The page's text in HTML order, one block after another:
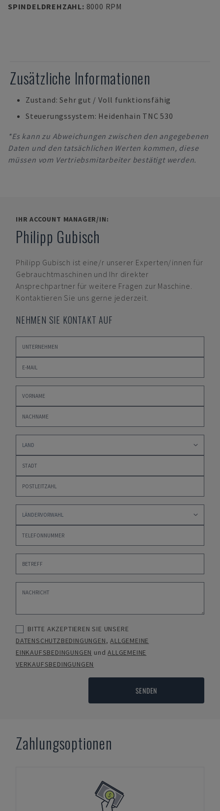
SPINDELDREHZAHL: 8000 RPM
Zusätzliche Informationen
Zustand: Sehr gut / Voll funktionsfähig
Steuerungssystem: Heidenhain TNC 530
*Es kann zu Abweichungen zwischen den angegebenen
Daten und den tatsächlichen Werten kommen, diese
müssen vom Vertriebsmitarbeiter bestätigt werden.
IHR ACCOUNT MANAGER/IN:
Philipp Gubisch
Philipp Gubisch ist eine/r unserer Experten/innen für
Gebrauchtmaschinen und Ihr direkter
Ansprechpartner für weitere Fragen zur Maschine.
Kontaktieren Sie uns gerne jederzeit.
NEHMEN SIE KONTAKT AUF
BITTE AKZEPTIEREN SIE UNSERE
DATENSCHUTZBEDINGUNGEN,ALLGEMEINE
EINKAUFSBEDINGUNGEN undALLGEMEINE
VERKAUFSBEDINGUNGEN
SENDEN
Zahlungsoptionen